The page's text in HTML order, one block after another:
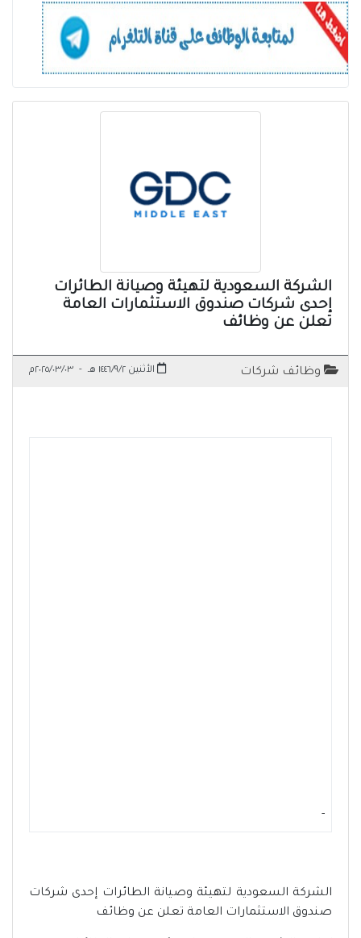
الشركة السعودية لتهيئة وصيانة الطائرات
إحدى شركات صندوق الاستثمارات العامة
تعلن عن وظائف
وظائف شركات الأثنين ١٤٤٦/٩/٢ هـ - ٢٠٢٥/٠٣/٠٣م
-
الشركة السعودية لتهيئة وصيانة الطائرات إحدى شركات
صندوق الاستثمارات العامة تعلن عن وظائف